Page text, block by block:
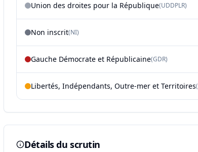
Union des droites pour la République(UDDPLR)
Non inscrit(NI)
Gauche Démocrate et Républicaine(GDR)
Libertés, Indépendants, Outre-mer et Territoires(
Détails du scrutin